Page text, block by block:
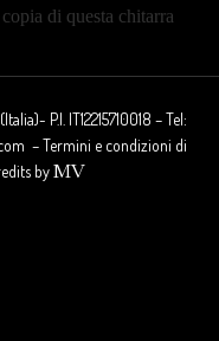
di questa chitarra
P.I. IT12215710018 – Tel:
– Termini e condizioni di
byMV